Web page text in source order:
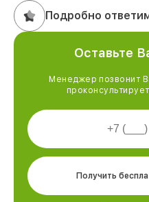
Подробно
Оставьте
Менеджер позвонит
Получить